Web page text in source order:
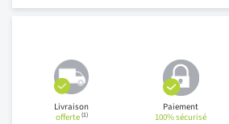
Livraison
offerte(1)
Paiement
100% sécurisé